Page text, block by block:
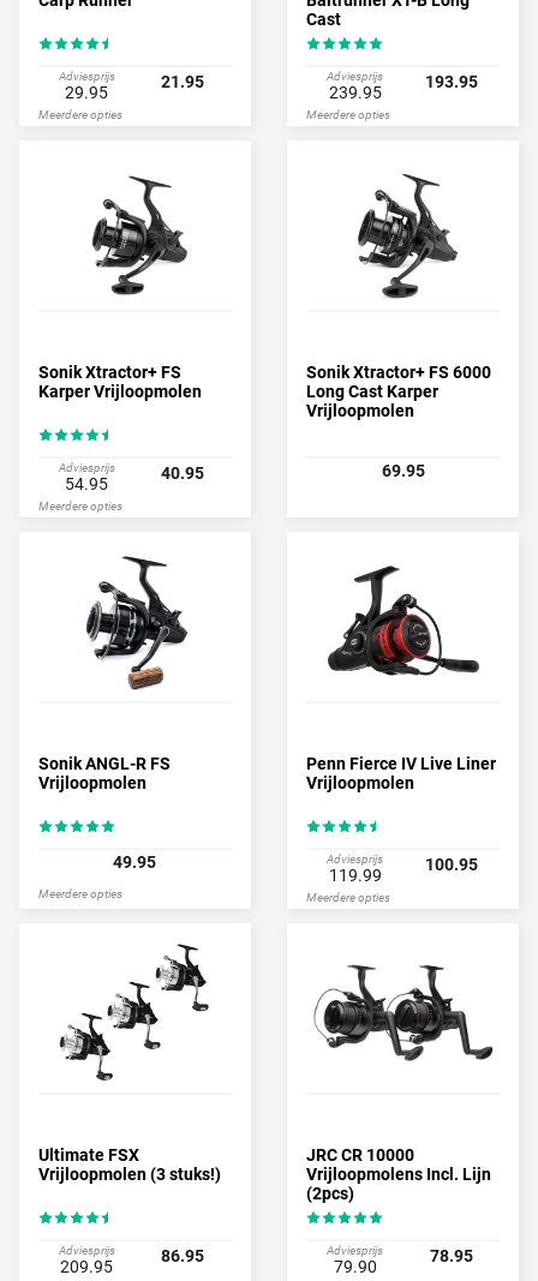
Adviesprijs
29.95
21.95
Meerdere opties
Cast
Adviesprijs
239.95
193.95
Meerdere opties
Sonik Xtractor+ FS
Karper Vrijloopmolen
Adviesprijs
54.95
40.95
Meerdere opties
Sonik Xtractor+ FS 6000
Long Cast Karper
Vrijloopmolen
69.95
Sonik ANGL-R FS
Vrijloopmolen
49.95
Meerdere opties
Penn Fierce IV Live Liner
Vrijloopmolen
Adviesprijs
119.99
100.95
Meerdere opties
Ultimate FSX
Vrijloopmolen (3 stuks!)
Adviesprijs
209.95
86.95
JRC CR 10000
Vrijloopmolens Incl. Lijn
(2pcs)
Adviesprijs
79.90
78.95